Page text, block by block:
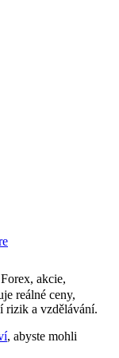
akcie,
reálné ceny,
rizik a vzdělávání.
, abyste mohli